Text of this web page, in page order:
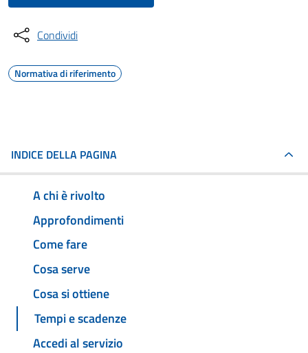
Condividi
Normativa di riferimento
INDICE DELLA PAGINA
A chi è rivolto
Approfondimenti
Come fare
Cosa serve
Cosa si ottiene
Tempi e scadenze
Accedi al servizio